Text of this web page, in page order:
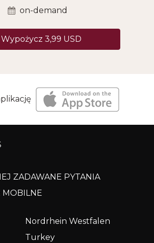
on-demand
Wypożycz 3,99 USD
ZADAWANE PYTANIA
MOBILNE
Nordrhein Westfalen
Turkey